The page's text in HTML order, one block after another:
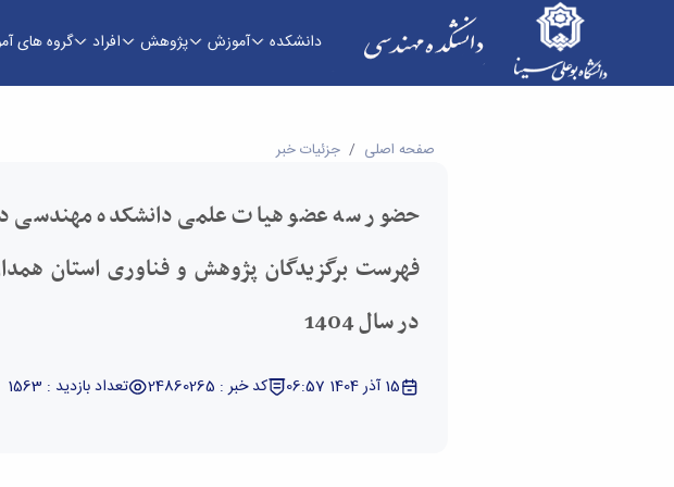
دانشکده آموزش پژوهش افراد گروه های
حضور سه عضو هیات علمی دانشکده مهندسی در فهرست برگزیدگان پژوهش و فناوری
صفحه اصلی جزئیات خبر
حضور سه عضو هیات علمی دانشکده مهندسی
فهرست برگزیدگان پژوهش و فناوری استان
در سال 1404
15 آذر 1404 06:57 کد خبر : 24860265 تعداد بازدید : 1563